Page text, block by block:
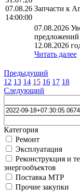
07.08.26
14:00:00
Запчасти к
07.08.2026
предложений
12.08.2026
Читать далее
Предыдущий
12 13 14 15 16 17 18
Следующий
Категория
Ремонт
Эксплуатация
Реконструкция и
энергообъектов
Поставка МТР
Прочие закупки